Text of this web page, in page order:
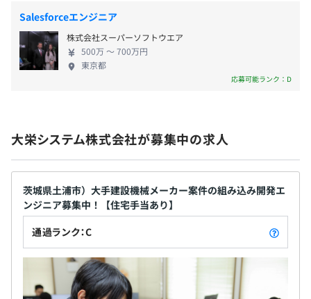
社会保険完全完備
試用期間あり：6カ月
ウド基盤の開発・構築および運用を担当しています。
稼働状況の可視化や故障予兆検知など、製品の付加
価値を高める重要領域で先端技術にアプローチして
います。 また、大手製鉄会社向けには生産や物流を
管理する基幹システム、生命保険会社向けには契
なども手掛けています。 今後も、大手企業との安定
した取引と確かな技術力を基盤に、社員が成長しな
がら長く活躍できる環境づくりを進めていきます。
Salesforceエンジニア
株式会社スーパーソフトウエア
500万 〜 700万円
東京都
応募可能ランク：D
大栄システム株式会社が募集中の求人
茨城県土浦市）大手建設機械メーカー案件の組み込み開発エ
ンジニア募集中！【住宅手当あり】
通過ランク：C